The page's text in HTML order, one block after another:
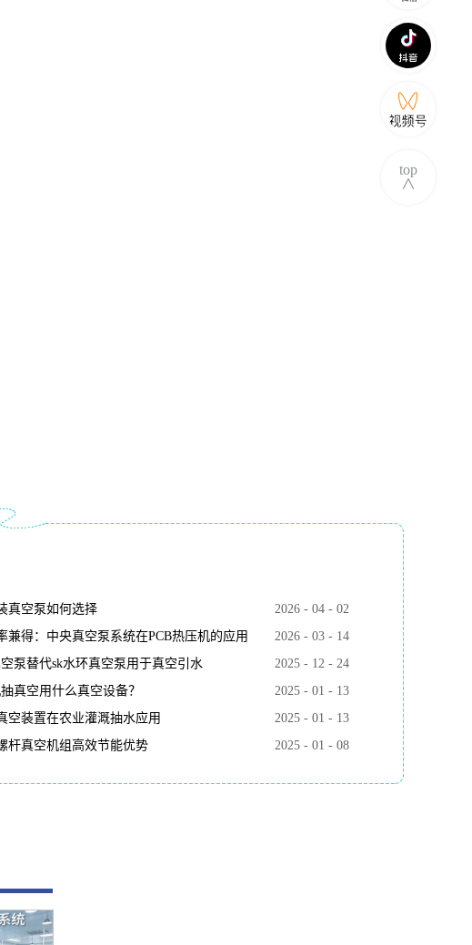
真空泵如何选择 2026 - 04 - 02
兼得：中央真空泵系统在PCB热压机的应用 2026 - 03 - 14
泵替代sk水环真空泵用于真空引水 2025 - 12 - 24
真空用什么真空设备？ 2025 - 01 - 13
空装置在农业灌溉抽水应用 2025 - 01 - 13
杆真空机组高效节能优势 2025 - 01 - 08
top
∧